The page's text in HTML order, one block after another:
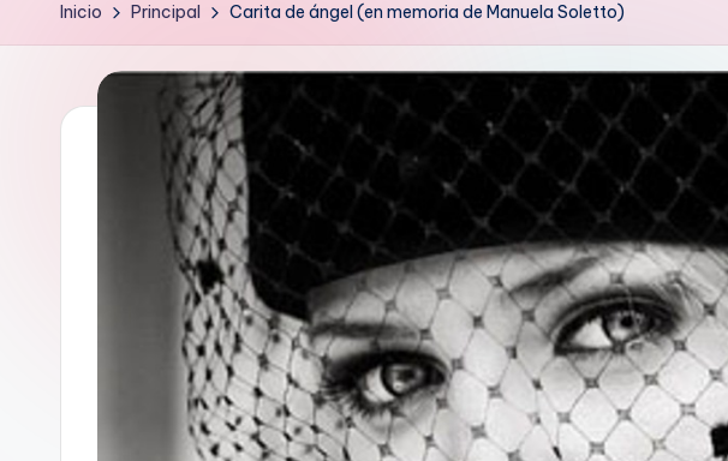
Inicio Principal Carita de ángel (en memoria de Manuela Soletto)